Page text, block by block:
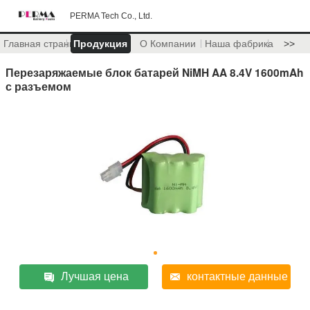
PERMA Tech Co., Ltd.
Главная страницаПродукция О Компании Наша фабрика >>
Перезаряжаемые блок батарей NiMH AA 8.4V 1600mAh
с разъемом
Лучшая цена контактные данные